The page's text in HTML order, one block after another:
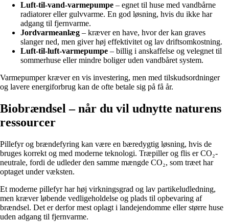
Luft-til-vand-varmepumpe – egnet til huse med vandbårne
radiatorer eller gulvvarme. En god løsning, hvis du ikke har
adgang til fjernvarme.
Jordvarmeanlæg – kræver en have, hvor der kan graves
slanger ned, men giver høj effektivitet og lav driftsomkostning.
Luft-til-luft-varmepumpe – billig i anskaffelse og velegnet til
sommerhuse eller mindre boliger uden vandbåret system.
Varmepumper kræver en vis investering, men med tilskudsordninger
og lavere energiforbrug kan de ofte betale sig på få år.
Biobrændsel – når du vil udnytte naturens
ressourcer
Pillefyr og brændefyring kan være en bæredygtig løsning, hvis de
bruges korrekt og med moderne teknologi. Træpiller og flis er CO₂-
neutrale, fordi de udleder den samme mængde CO₂, som træet har
optaget under væksten.
Et moderne pillefyr har høj virkningsgrad og lav partikeludledning,
men kræver løbende vedligeholdelse og plads til opbevaring af
brændsel. Det er derfor mest oplagt i landejendomme eller større huse
uden adgang til fjernvarme.